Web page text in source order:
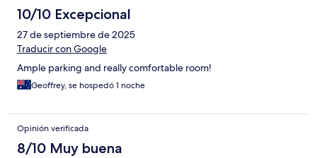
10/10 Excepcional
27 de septiembre de 2025
Traducir con Google
Ample parking and really comfortable room!
Geoffrey, se hospedó 1 noche
Opinión verificada
8/10 Muy buena